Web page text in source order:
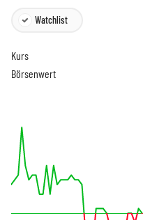
Watchlist
Kurs
Börsenwert